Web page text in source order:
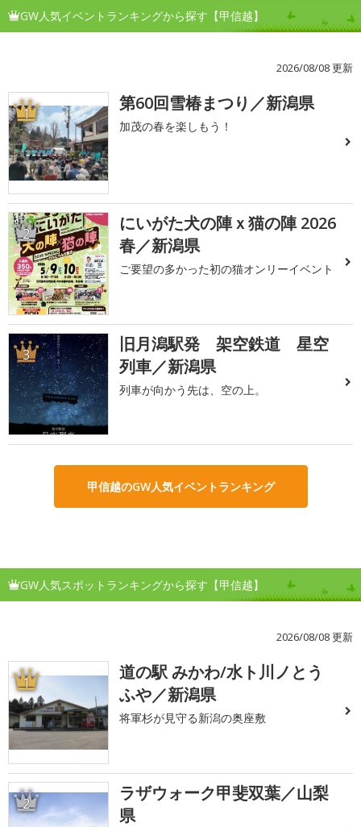
GW人気イベントランキングから探す【甲信越】
2026/08/08 更新
1 第60回雪椿まつり／新潟県
加茂の春を楽しもう！
2
にいがた犬の陣ｘ猫の陣 2026
春／新潟県
ご要望の多かった初の猫オンリーイベント
3
旧月潟駅発 架空鉄道 星空
列車／新潟県
列車が向かう先は、空の上。
甲信越のGW人気イベントランキング
GW人気スポットランキングから探す【甲信越】
2026/08/08 更新
1
道の駅 みかわ/水ト川ノとう
ふや／新潟県
将軍杉が見守る新潟の奥座敷
2
ラザウォーク甲斐双葉／山梨
県